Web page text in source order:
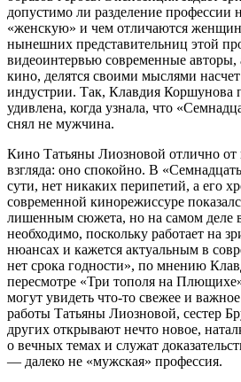
допустимо ли разделение профессии
«женскую» и чем отличаются
нынешних представительниц этой
видеоинтервью современные
кино, делятся своими мыслями
индустрии. Так, Клавдия Коршунова
удивлена, когда узнала, что
снял не мужчина.
Кино Татьяны Лиозновой отлично
взгляда: оно спокойно. В
сути, нет никаких перипетий, а его
современной кинорежиссуре
лишенным сюжета, но на самом деле
необходимо, поскольку работает на
нюансах и кажется актуальным в
нет срока годности», по мнению
пересмотре «Три тополя на
могут увидеть что-то свежее и
работы Татьяны Лиозновой, сестер
других открывают нечто новое,
о вечных темах и служат
— далеко не «мужская» профессия.